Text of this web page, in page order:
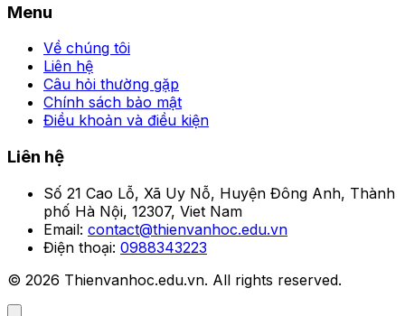
Hé lộ chiến thuật đọc trận
khi chơi kèo chấp 78win
Người theo dõi
Menu
Về chúng tôi
Liên hệ
Câu hỏi thường gặp
Chính sách bảo mật
Điều khoản và điều kiện
Liên hệ
Số 21 Cao Lỗ, Xã Uy Nỗ, Huyện Đông Anh, Thành
phố Hà Nội, 12307, Viet Nam
Email: contact@thienvanhoc.edu.vn
Điện thoại: 0988343223
© 2026 Thienvanhoc.edu.vn. All rights reserved.